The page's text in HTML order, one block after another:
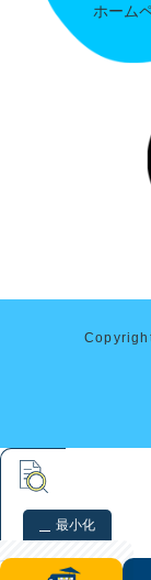
ホーム
最小化